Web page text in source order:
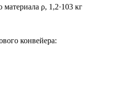
ρ, 1,2·103 кг
конвейера: